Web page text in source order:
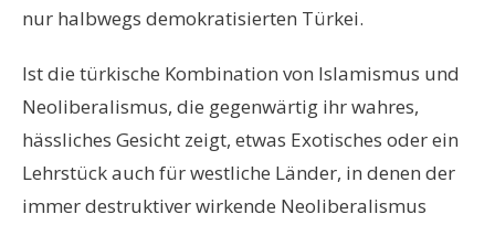
nur halbwegs demokratisierten Türkei.
Ist die türkische Kombination von Islamismus und
Neoliberalismus, die gegenwärtig ihr wahres,
hässliches Gesicht zeigt, etwas Exotisches oder ein
Lehrstück auch für westliche Länder, in denen der
immer destruktiver wirkende Neoliberalismus